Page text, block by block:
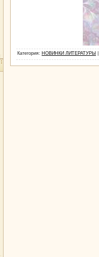
Категория: НОВИНКИ ЛИТЕРАТУРЫ